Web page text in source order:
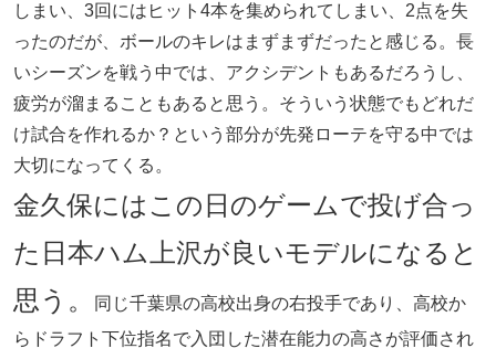
しまい、3回にはヒット4本を集められてしまい、2点を失
ったのだが、ボールのキレはまずまずだったと感じる。長
いシーズンを戦う中では、アクシデントもあるだろうし、
疲労が溜まることもあると思う。そういう状態でもどれだ
け試合を作れるか？という部分が先発ローテを守る中では
大切になってくる。
金久保にはこの日のゲームで投げ合っ
た日本ハム上沢が良いモデルになると
思う。
同じ千葉県の高校出身の右投手であり、高校か
らドラフト下位指名で入団した潜在能力の高さが評価され